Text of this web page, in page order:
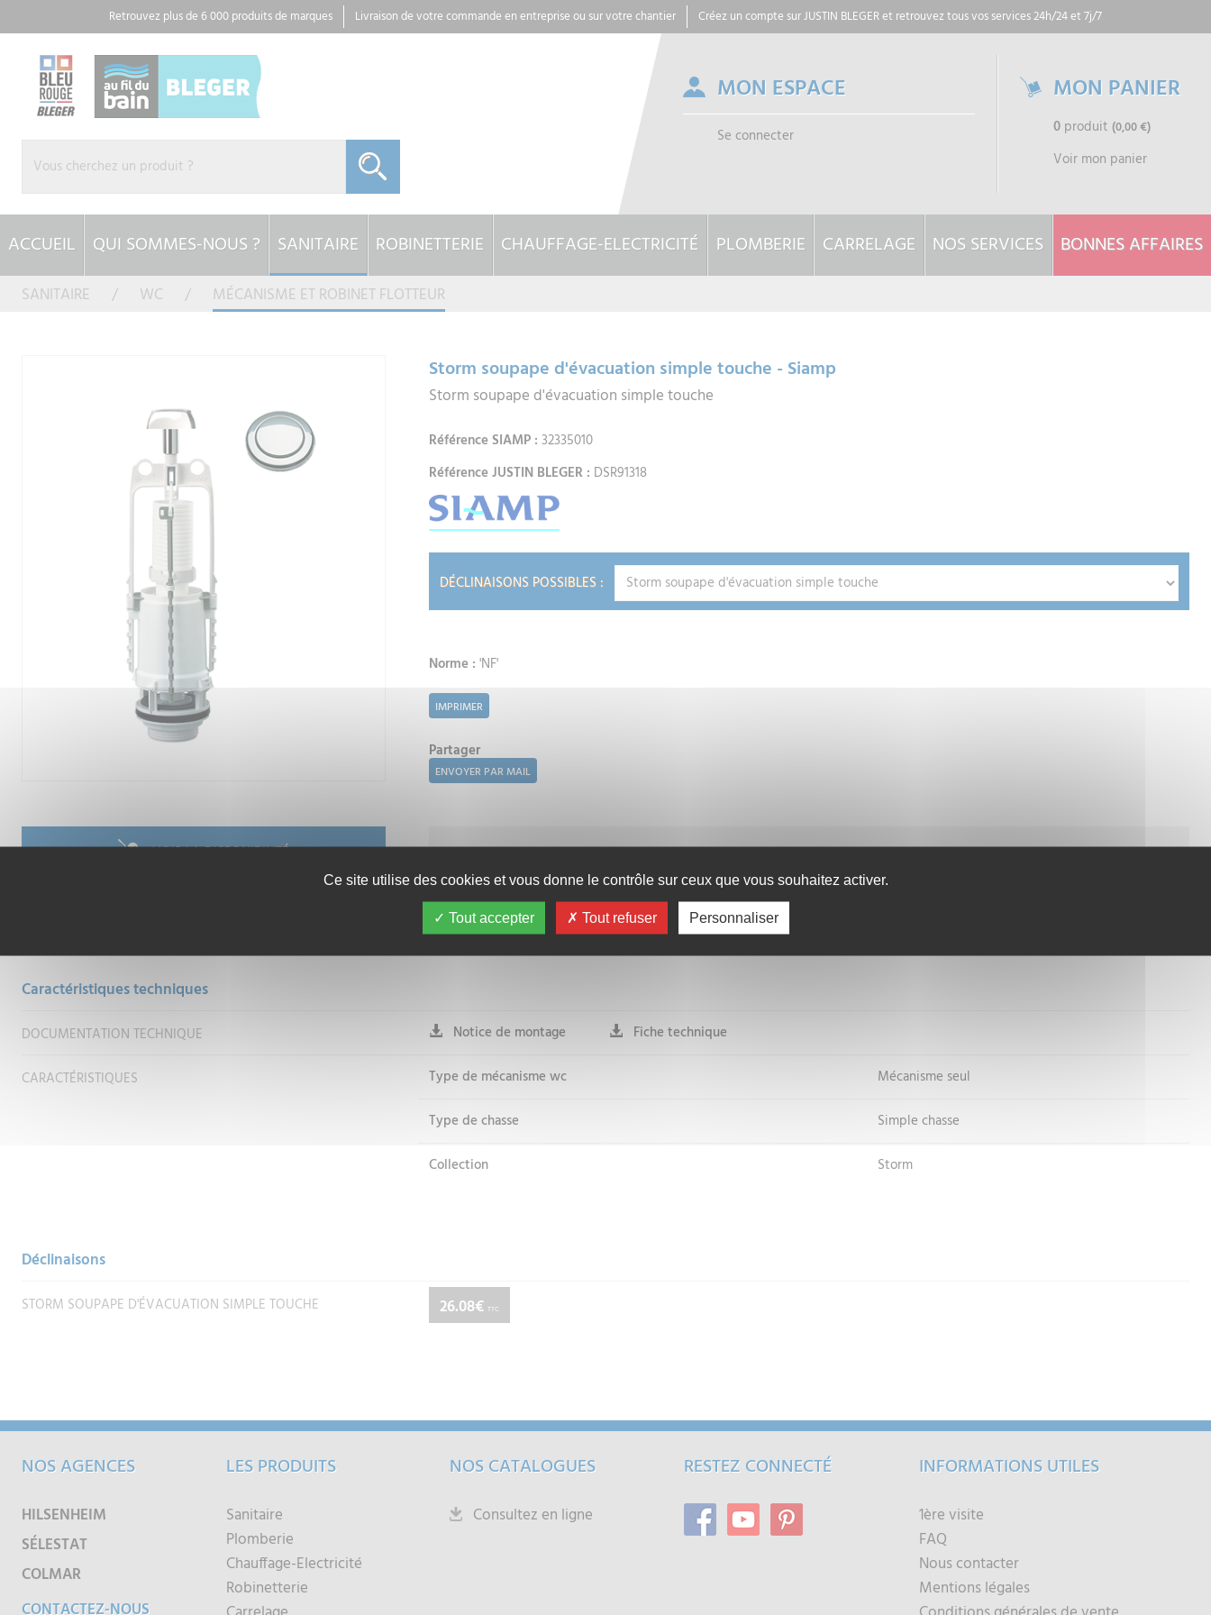
Retrouvez plus de 6 000 produits de marques Livraison de votre commande en entreprise ou sur votre chantier Créez un compte sur JUSTIN BLEGERet retrouvez tous vos services 24h/24 et 7j/7
MON ESPACE
Se connecter
MON PANIER
0 produit (0,00 €)
Voir mon panier
ACCUEIL QUI SOMMES-NOUS ? SANITAIRE ROBINETTERIE CHAUFFAGE-ELECTRICITÉ PLOMBERIE CARRELAGE NOS SERVICES BONNES AFFAIRES
SANITAIRE WC MÉCANISME ET ROBINET FLOTTEUR
Storm soupape d'évacuation simple touche - Siamp
Storm soupape d'évacuation simple touche
Référence SIAMP : 32335010
Référence JUSTIN BLEGER : DSR91318
DÉCLINAISONS POSSIBLES :
Norme : 'NF'
IMPRIMER
Partager
ENVOYER PAR MAIL
VOIR LA DISPONIBILITÉ
CONNECTEZ-VOUS
Caractéristiques techniques
DOCUMENTATION TECHNIQUE Notice de montage Fiche technique
CARACTÉRISTIQUES Type de mécanisme wc Mécanisme seul
Type de chasse Simple chasse
Collection Storm
Déclinaisons
STORM SOUPAPE D'ÉVACUATION SIMPLE TOUCHE 26.08€ TTC
NOS AGENCES
HILSENHEIM
SÉLESTAT
COLMAR
CONTACTEZ-NOUS
LES PRODUITS
Sanitaire
Plomberie
Chauffage-Electricité
Robinetterie
NOS CATALOGUES
Consultez en ligne
RESTEZ CONNECTÉ INFORMATIONS UTILES
1ère visite
FAQ
Nous contacter
Mentions légales
Panneau de gestion des cookies
Ce site utilise des cookies et vous donne le contrôle sur ceux que vous souhaitez activer.
Tout accepter Tout refuser Personnaliser